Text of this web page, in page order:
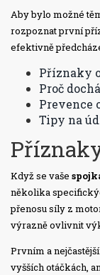
Aby bylo možné
rozpoznat první
efektivně
Příznaky
Proč
Prevence
Tipy na
Když se vaše
několika
přenosu síly z
výrazně ovlivnit
Prvním a
vyšších otáčkách,